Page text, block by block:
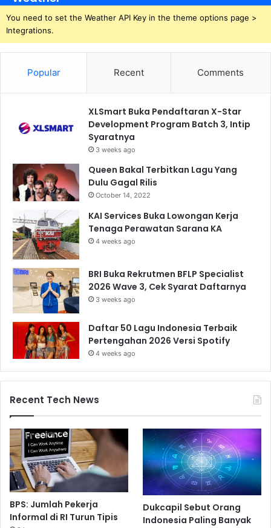
You need to set the Weather API Key in the theme options page >
Integrations.
Popular Recent Comments
XLSmart Buka Pendaftaran X-Star
Development Program Batch 3, Intip
Syaratnya
3 weeks ago
Queen Bakal Terbitkan Lagu Yang
Dulu Gagal Rilis
October 14, 2022
KAI Services Buka Lowongan Kerja
Tenaga Perawatan Sarana KA
4 weeks ago
BRI Buka Rekrutmen BFLP Specialist
2026 Wave 3, Cek Syarat Daftarnya
3 weeks ago
Daftar 50 Lagu Indonesia Terbaik
Pertengahan 2026 Versi Spotify
4 weeks ago
Recent Tech News
BPS: Jumlah Pekerja
Informal di RI Turun Tipis
Dukcapil Sebut Orang
Indonesia Paling Banyak